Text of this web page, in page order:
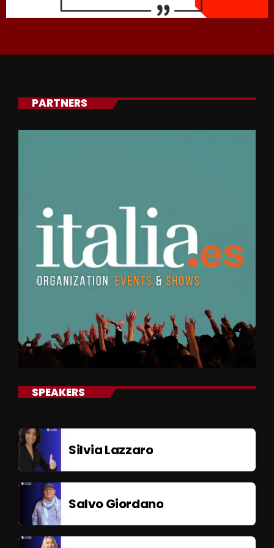
PARTNERS
SPEAKERS
Silvia Lazzaro
Salvo Giordano